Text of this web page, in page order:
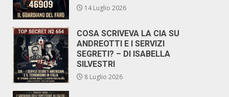
14 Luglio 2026
COSA SCRIVEVA LA CIA SU
ANDREOTTI E I SERVIZI
SEGRETI? – DI ISABELLA
SILVESTRI
8 Luglio 2026